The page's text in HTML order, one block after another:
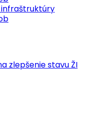
infraštruktúry
zlepšenie stavu ŽI